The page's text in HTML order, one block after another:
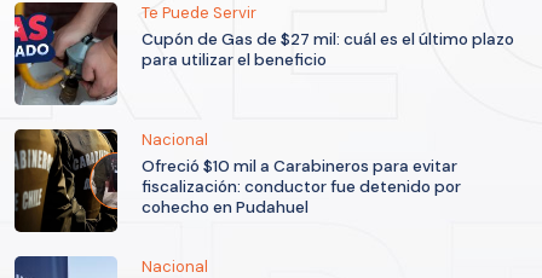
Te Puede Servir
Cupón de Gas de $27 mil: cuál es el último plazo
para utilizar el beneficio
Nacional
Ofreció $10 mil a Carabineros para evitar
fiscalización: conductor fue detenido por
cohecho en Pudahuel
Nacional